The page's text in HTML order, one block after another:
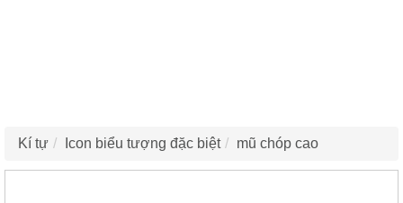
Kí tự Icon biểu tượng đặc biệt mũ chóp cao